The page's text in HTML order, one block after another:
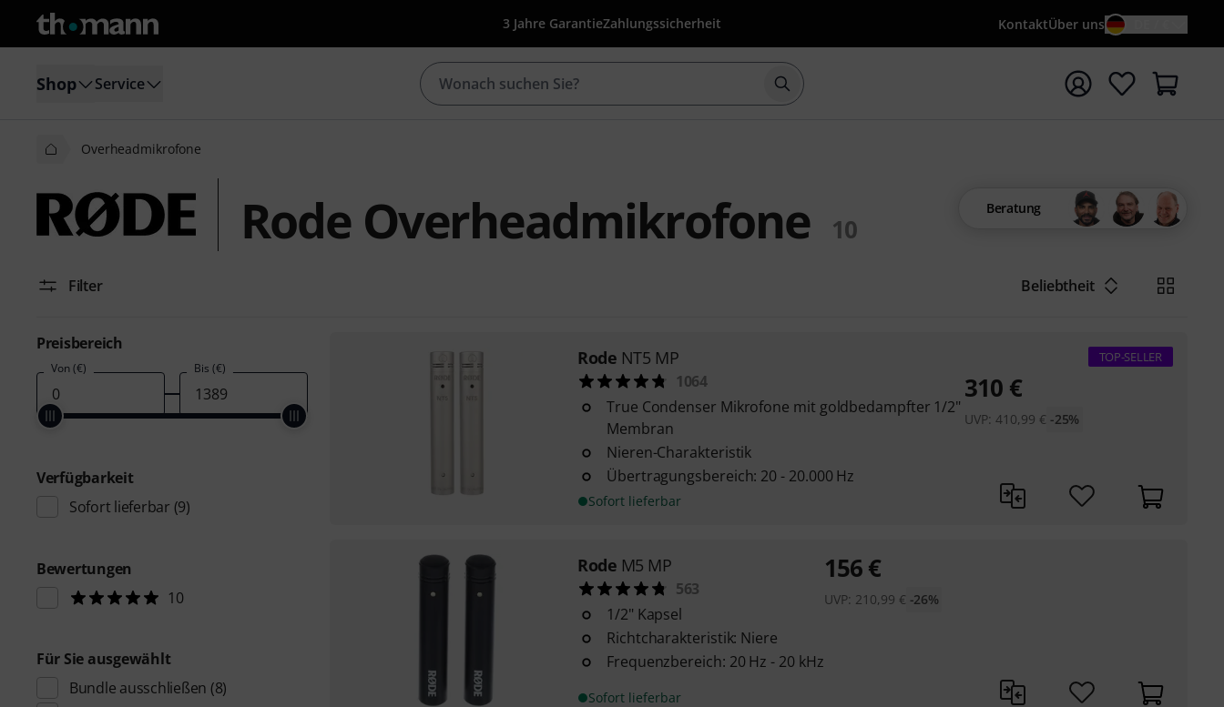
3 Jahre GarantieZahlungssicherheit KontaktÜber uns
Shop Service Suche mit Suchwort {searchTerm} starten
Overheadmikrofone
Rode Overheadmikrofone 10
Beratung
Filter Beliebtheit
Preisbereich
Von (€) Bis (€)
Verfügbarkeit
Sofort lieferbar (9)
Bewertungen
10
Für Sie ausgewählt
Bundle ausschließen (8)
Rode NT5 MP
1064
True Condenser Mikrofone mit goldbedampfter 1/2"
Membran
Nieren-Charakteristik
Übertragungsbereich: 20 - 20.000 Hz
Sofort lieferbar
TOP-SELLER
310 €
UVP:410,99 € -25%
Rode M5 MP
563
1/2" Kapsel
Richtcharakteristik: Niere
Frequenzbereich: 20 Hz - 20 kHz
Sofort lieferbar
156€
UVP: 210,99 € -26%